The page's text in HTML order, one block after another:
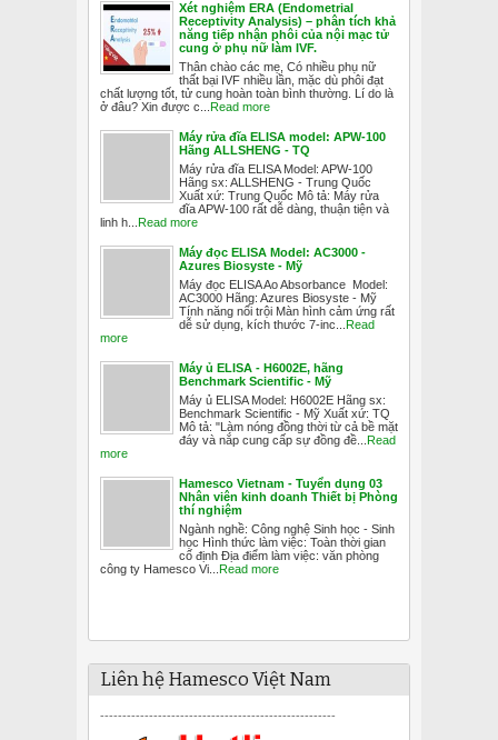
Xét nghiệm ERA (Endometrial
Receptivity Analysis) – phân tích khả
năng tiếp nhận phôi của nội mạc tử
cung ở phụ nữ làm IVF.
Thân chào các mẹ, Có nhiều phụ nữ
thất bại IVF nhiều lần, mặc dù phôi đạt
chất lượng tốt, tử cung hoàn toàn bình thường. Lí do là
ở đâu? Xin được c...
Read more
Máy rửa đĩa ELISA model: APW-100
Hãng ALLSHENG - TQ
Máy rửa đĩa ELISA Model: APW-100
Hãng sx: ALLSHENG - Trung Quốc
Xuất xứ: Trung Quốc Mô tả: Máy rửa
đĩa APW-100 rất dễ dàng, thuận tiện và
linh h...
Read more
Máy đọc ELISA Model: AC3000 -
Azures Biosyste - Mỹ
Máy đọc ELISA Ao Absorbance Model:
AC3000 Hãng: Azures Biosyste - Mỹ
Tính năng nổi trội Màn hình cảm ứng rất
dễ sử dụng, kích thước 7-inc...
Read
more
Máy ủ ELISA - H6002E, hãng
Benchmark Scientific - Mỹ
Máy ủ ELISA Model: H6002E Hãng sx:
Benchmark Scientific - Mỹ Xuất xứ: TQ
Mô tả: "Làm nóng đồng thời từ cả bề mặt
đáy và nắp cung cấp sự đồng đề...
Read
more
Hamesco Vietnam - Tuyển dụng 03
Nhân viên kinh doanh Thiết bị Phòng
thí nghiệm
Ngành nghề: Công nghệ Sinh học - Sinh
học Hình thức làm việc: Toàn thời gian
cố định Địa điểm làm việc: văn phòng
công ty Hamesco Vi...
Read more
Liên hệ Hamesco Việt Nam
-----------------------------------------------------